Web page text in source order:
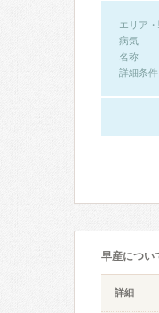
エリア
病気
名称
詳細条件
早産につい
詳細